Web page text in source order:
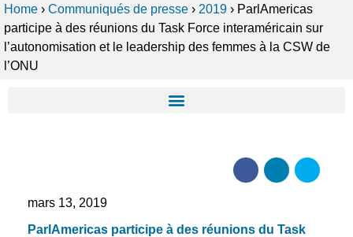
Home › Communiqués de presse › 2019 › ParlAmericas
participe à des réunions du Task Force interaméricain sur
l’autonomisation et le leadership des femmes à la CSW de
l’ONU
mars 13, 2019
ParlAmericas participe à des réunions du Task